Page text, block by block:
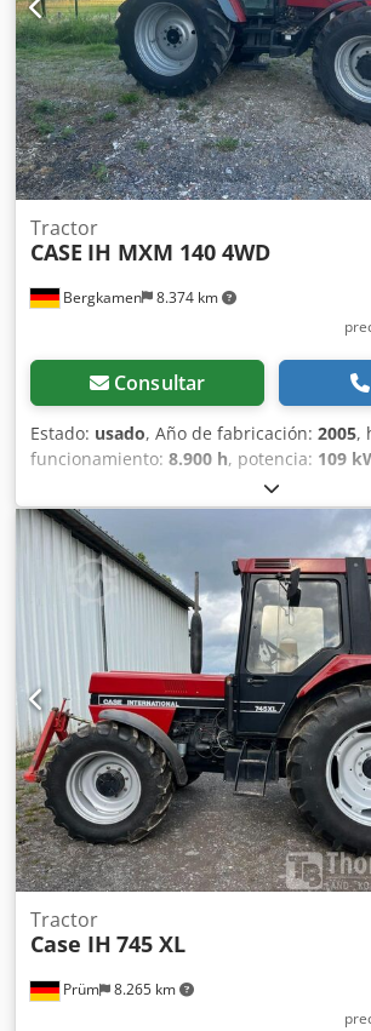
aproximadamente un 70 % Placas de
ancho Motor Isuzu de 202 kW
10,8 x 3 x 3,40 m Peso en condiciones de
toneladas.
Bergkamen 8.374 km
Tractor
CASE IH MXM 140 4WD
Consultar
Estado: usado, Año de fabricación: 2005,
funcionamiento: 8.900 h, potencia: 109
ABS, aire acondicionado,
las cuatro ruedas, Peso muerto: 5.868 kg
mm Ancho: 2,507 mm Altura: 2.997 mm
ejes: 2.723 mm Potencia nominal: 105,9
Aaswlmt Isgjck Velocidad nominal: 2.200
cilindros: 6 Cilindrada: 7.480 cm³
Tracción en las cuatro ruedas
Prüm 8.265 km
Tractor
Case IH 745 XL